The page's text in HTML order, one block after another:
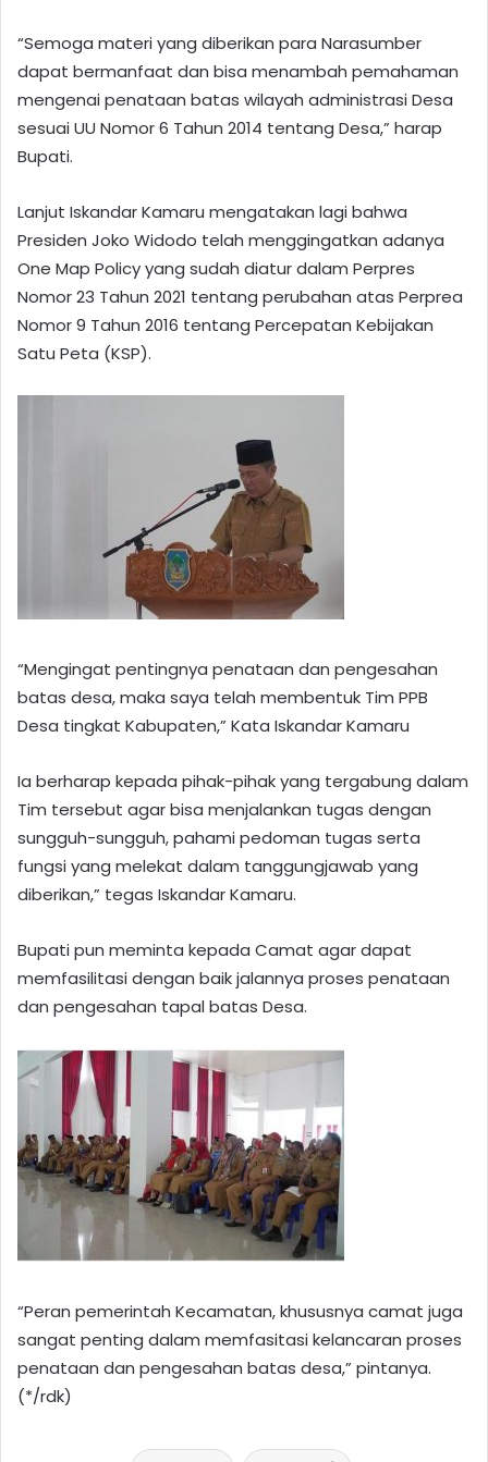
“Semoga materi yang diberikan para Narasumber
dapat bermanfaat dan bisa menambah pemahaman
mengenai penataan batas wilayah administrasi Desa
sesuai UU Nomor 6 Tahun 2014 tentang Desa,” harap
Bupati.
Lanjut Iskandar Kamaru mengatakan lagi bahwa
Presiden Joko Widodo telah menggingatkan adanya
One Map Policy yang sudah diatur dalam Perpres
Nomor 23 Tahun 2021 tentang perubahan atas Perprea
Nomor 9 Tahun 2016 tentang Percepatan Kebijakan
Satu Peta (KSP).
“Mengingat pentingnya penataan dan pengesahan
batas desa, maka saya telah membentuk Tim PPB
Desa tingkat Kabupaten,” Kata Iskandar Kamaru
Ia berharap kepada pihak-pihak yang tergabung dalam
Tim tersebut agar bisa menjalankan tugas dengan
sungguh-sungguh, pahami pedoman tugas serta
fungsi yang melekat dalam tanggungjawab yang
diberikan,” tegas Iskandar Kamaru.
Bupati pun meminta kepada Camat agar dapat
memfasilitasi dengan baik jalannya proses penataan
dan pengesahan tapal batas Desa.
“Peran pemerintah Kecamatan, khususnya camat juga
sangat penting dalam memfasitasi kelancaran proses
penataan dan pengesahan batas desa,” pintanya.
(*/rdk)